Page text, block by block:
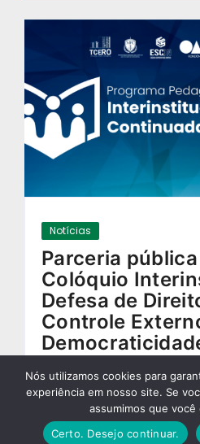
Notícias
Parceria
Colóquio
Defesa de
Controle
13/10/2025-
Nós utilizamos cookies para
experiência em nosso site. Se
assumimos que
Certo. Desejo continuar.